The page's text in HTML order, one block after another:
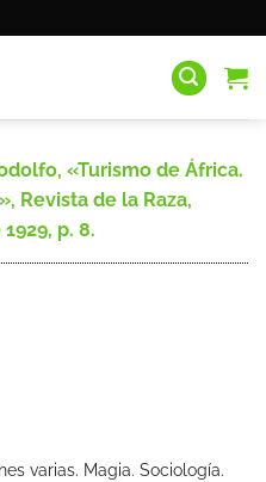
«Turismo de África.
Revista de la Raza,
p. 8.
varias. Magia. Sociología.